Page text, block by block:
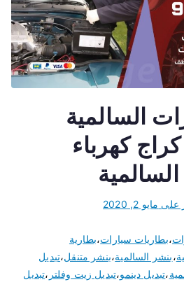
السالمية
50805535 كراج كهرباء
على مايو 2, 2020
،بطاريات سيارات،بطارية
،بنشر السالمية،بنشر متنقل،تبديل
،تبديل دينمو،تبديل زيت وفلتر ،تبديل